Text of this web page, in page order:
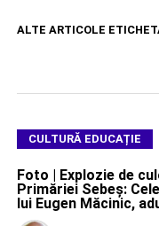
ALTE ARTICOLE
CULTURĂ EDUCAȚIE
Foto | Explozie de
Primăriei Sebeș:
lui Eugen Măcinic,